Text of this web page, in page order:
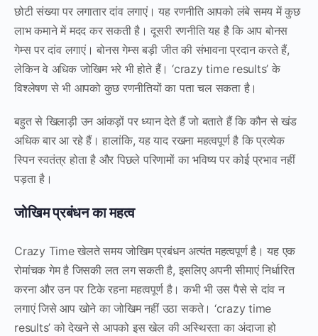
छोटी संख्या पर लगातार दांव लगाएं। यह रणनीति आपको लंबे समय में कुछ
लाभ कमाने में मदद कर सकती है। दूसरी रणनीति यह है कि आप बोनस
गेम्स पर दांव लगाएं। बोनस गेम्स बड़ी जीत की संभावना प्रदान करते हैं,
लेकिन वे अधिक जोखिम भरे भी होते हैं। ‘crazy time results’ के
विश्लेषण से भी आपको कुछ रणनीतियों का पता चल सकता है।
बहुत से खिलाड़ी उन आंकड़ों पर ध्यान देते हैं जो बताते हैं कि कौन से खंड
अधिक बार आ रहे हैं। हालांकि, यह याद रखना महत्वपूर्ण है कि प्रत्येक
स्पिन स्वतंत्र होता है और पिछले परिणामों का भविष्य पर कोई प्रभाव नहीं
पड़ता है।
जोखिम प्रबंधन का महत्व
Crazy Time खेलते समय जोखिम प्रबंधन अत्यंत महत्वपूर्ण है। यह एक
रोमांचक गेम है जिसकी लत लग सकती है, इसलिए अपनी सीमाएं निर्धारित
करना और उन पर टिके रहना महत्वपूर्ण है। कभी भी उस पैसे से दांव न
लगाएं जिसे आप खोने का जोखिम नहीं उठा सकते। ‘crazy time
results’ को देखने से आपको इस खेल की अस्थिरता का अंदाजा हो